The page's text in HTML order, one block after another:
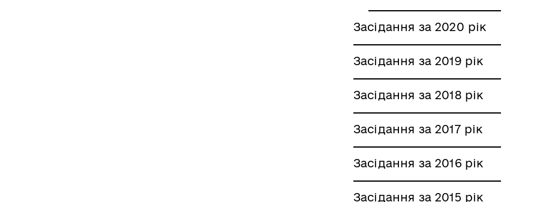
Засідання за 2020 рік
Засідання за 2019 рік
Засідання за 2018 рік
Засідання за 2017 рік
Засідання за 2016 рік
Засідання за 2015 рік